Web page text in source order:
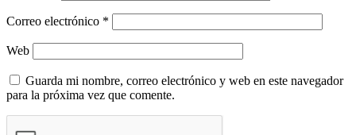
Correo electrónico *
Web
Guarda mi nombre, correo electrónico y web en este navegador
para la próxima vez que comente.